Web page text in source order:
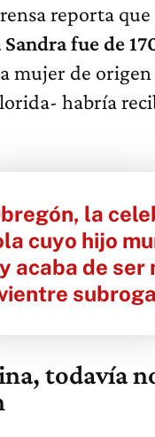
reporta
fue de
mujer de
habría
la
cuyo hijo
acaba de ser
todavía